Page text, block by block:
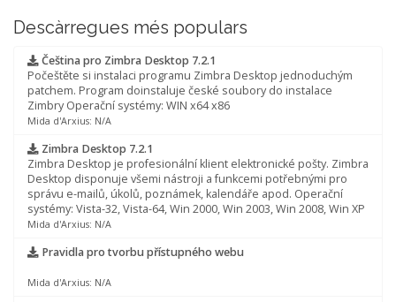
Descàrregues més populars
Čeština pro Zimbra Desktop 7.2.1
Počeštěte si instalaci programu Zimbra Desktop jednoduchým
patchem. Program doinstaluje české soubory do instalace
Zimbry Operační systémy: WIN x64 x86
Mida d'Arxius: N/A
Zimbra Desktop 7.2.1
Zimbra Desktop je profesionální klient elektronické pošty. Zimbra
Desktop disponuje všemi nástroji a funkcemi potřebnými pro
správu e-mailů, úkolů, poznámek, kalendáře apod. Operační
systémy: Vista-32, Vista-64, Win 2000, Win 2003, Win 2008, Win XP
Mida d'Arxius: N/A
Pravidla pro tvorbu přístupného webu
Mida d'Arxius: N/A